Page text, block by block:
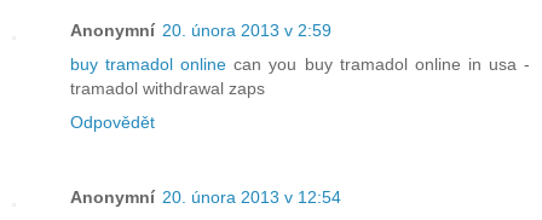
Anonymní 20. února 2013 v 2:59
buy tramadol online can you buy tramadol online in usa -
tramadol withdrawal zaps
Odpovědět
Anonymní 20. února 2013 v 12:54